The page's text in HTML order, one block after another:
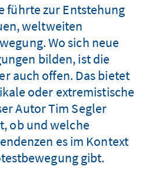
führte zur Entstehung
weltweiten
Wo sich neue
bilden, ist die
auch offen. Das bietet
oder extremistische
Autor Tim Segler
ob und welche
es im Kontext
gibt.